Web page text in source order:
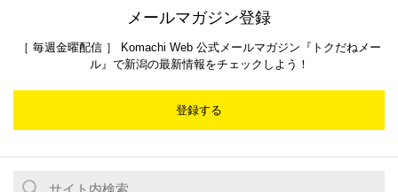
メールマガジン登録
［ 毎週金曜配信 ］ Komachi Web 公式メールマガジン『トクだねメー
ル』で新潟の最新情報をチェックしよう！
登録する